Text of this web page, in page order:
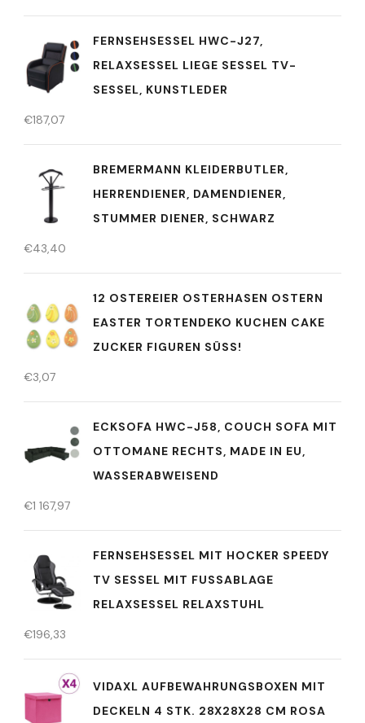
FERNSEHSESSEL HWC-J27,
RELAXSESSEL LIEGE SESSEL TV-
SESSEL, KUNSTLEDER
€187,07
BREMERMANN KLEIDERBUTLER,
HERRENDIENER, DAMENDIENER,
STUMMER DIENER, SCHWARZ
€43,40
12 OSTEREIER OSTERHASEN OSTERN
EASTER TORTENDEKO KUCHEN CAKE
ZUCKER FIGUREN SÜSS!
€3,07
ECKSOFA HWC-J58, COUCH SOFA MIT
OTTOMANE RECHTS, MADE IN EU,
WASSERABWEISEND
€1 167,97
FERNSEHSESSEL MIT HOCKER SPEEDY
TV SESSEL MIT FUSSABLAGE R
ELAXSESSEL RELAXSTUHL
€196,33
VIDAXL AUFBEWAHRUNGSBOXEN MIT
DECKELN 4 STK. 28X28X28 CM ROSA